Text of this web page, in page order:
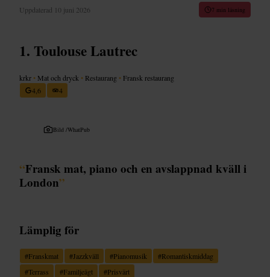
Uppdaterad 10 juni 2026 7 min läsning
Toulouse Lautrec
krkr • Mat och dryck • Restaurang • Fransk restaurang
4,6
4
Bild /WhatPub
“Fransk mat, piano och en avslappnad kväll i
London”
Lämplig för
#Franskmat #Jazzkväll #Pianomusik #Romantiskmiddag
#Terrass #Familjeägt #Prisvärt